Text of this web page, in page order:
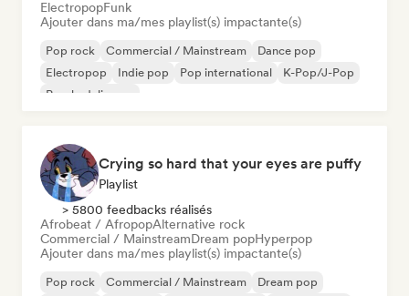
ElectropopFunk
Ajouter dans ma/mes playlist(s) impactante(s)
Pop rock Commercial / Mainstream
Dance pop
Electropop
Indie pop Pop international
K-Pop/J-Pop
Psychedelic pop
Crying so hard that your eyes are puffy
Playlist
> 5800 feedbacks réalisés
Afrobeat / AfropopAlternative rock
Commercial / MainstreamDream popHyperpop
Ajouter dans ma/mes playlist(s) impactante(s)
Pop rock Commercial / Mainstream
Dream pop